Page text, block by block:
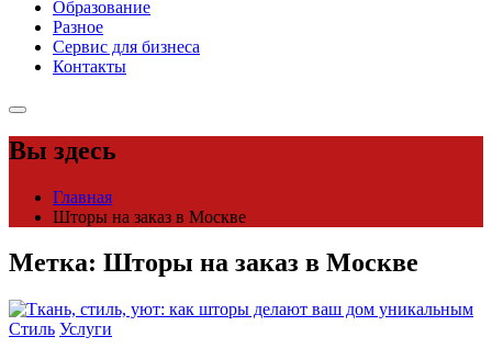
Образование
Разное
Сервис для бизнеса
Контакты
Вы здесь
Главная
Шторы на заказ в Москве
Метка: Шторы на заказ в Москве
Стиль Услуги